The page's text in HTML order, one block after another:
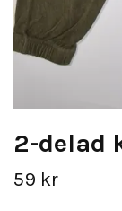
2-delad
59 kr